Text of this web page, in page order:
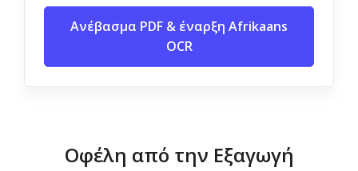
Ανέβασμα PDF & έναρξη Afrikaans
OCR
Οφέλη από την Εξαγωγή